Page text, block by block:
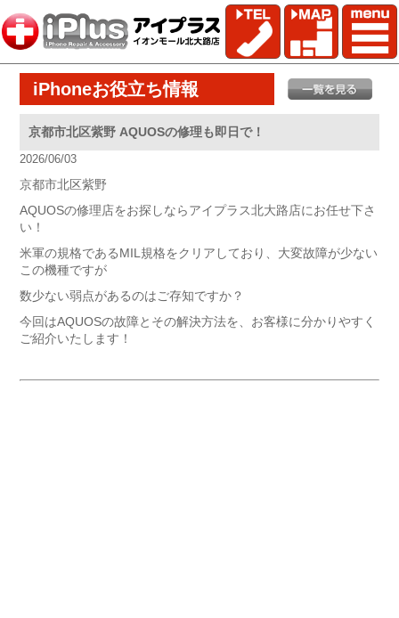
iPhoneお役立ち情報
京都市北区紫野 AQUOSの修理も即日で！
2026/06/03
京都市北区紫野
AQUOSの修理店をお探しならアイプラス北大路店にお任せ下さ
い！
米軍の規格であるMIL規格をクリアしており、大変故障が少ない
この機種ですが
数少ない弱点があるのはご存知ですか？
今回はAQUOSの故障とその解決方法を、お客様に分かりやすく
ご紹介いたします！